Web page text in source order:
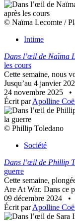
© Naïma Lecomte /
Intime
Dans l’œil de Naïma
les cours
Cette semaine, nous
Jusqu’au 4 janvier
24 novembre 2025
•
Écrit parApolline
© Phillip Toledano
Société
Dans l’œil de Phillip
guerre
Cette semaine,
Are At War. Dans ce
09 décembre 2024
•
Écrit parApolline